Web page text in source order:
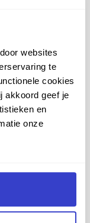
websites
te
cookies
akkoord geef je
en
onze
zodat ze
beenruimte.
half-staand op